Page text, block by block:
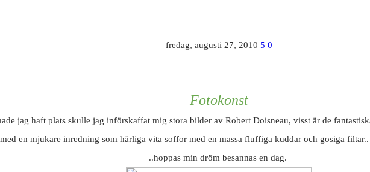
fredag, augusti 27, 2010 5 0
Fotokonst
jag haft plats skulle jag införskaffat mig stora bilder av Robert Doisneau, visst är de
en mjukare inredning som härliga vita soffor med en massa fluffiga kuddar och gosiga
..hoppas min dröm besannas en dag.